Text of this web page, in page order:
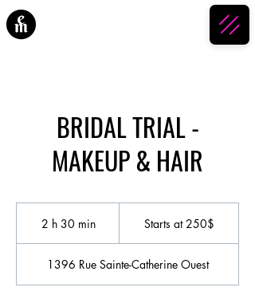
BRIDAL TRIAL -
MAKEUP & HAIR
2 h 30 min2
0
m
Starts at 250$
1396 Rue Sainte-Catherine Ouest